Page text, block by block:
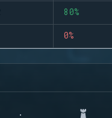
80%
0%